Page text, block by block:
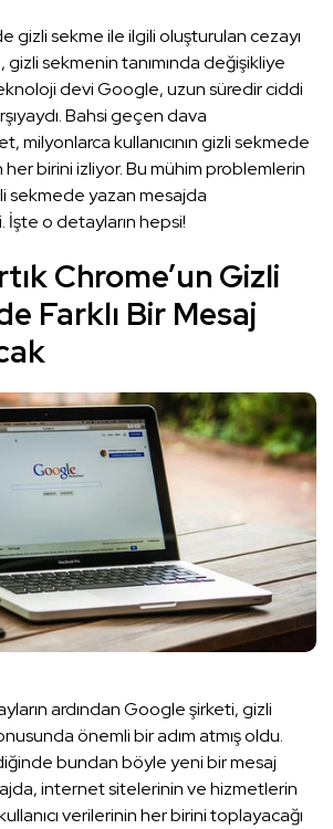
gizli sekme ile ilgili oluşturulan cezayı
sekmenin tanımında değişikliye
devi Google, uzun süredir ciddi
Bahsi geçen dava
milyonlarca kullanıcının gizli sekmede
her birini izliyor. Bu mühim problemlerin
sekmede yazan mesajda
o detayların hepsi!
Chrome’un Gizli
Farklı Bir Mesaj
ardından Google şirketi, gizli
önemli bir adım atmış oldu.
bundan böyle yeni bir mesaj
internet sitelerinin ve hizmetlerin
verilerinin her birini toplayacağı